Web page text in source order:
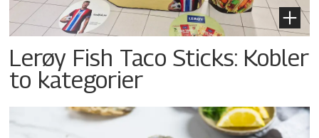
Lerøy Fish Taco Sticks: Kobler
to kategorier